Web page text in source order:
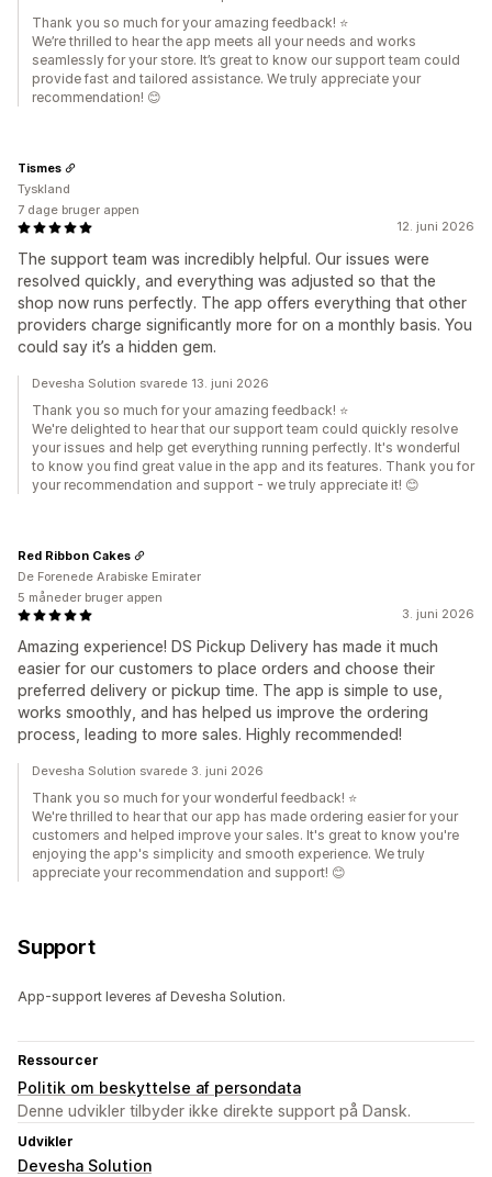
Thank you so much for your amazing feedback! ⭐
We’re thrilled to hear the app meets all your needs and works
seamlessly for your store. It’s great to know our support team could
provide fast and tailored assistance. We truly appreciate your
recommendation! 😊
12. juni 2026
The support team was incredibly helpful. Our issues were
resolved quickly, and everything was adjusted so that the
shop now runs perfectly. The app offers everything that other
providers charge significantly more for on a monthly basis. You
could say it’s a hidden gem.
Tismes
Tyskland
7 dage bruger appen
Devesha Solution svarede 13. juni 2026
Thank you so much for your amazing feedback! ⭐
We're delighted to hear that our support team could quickly resolve
your issues and help get everything running perfectly. It's wonderful
to know you find great value in the app and its features. Thank you for
your recommendation and support - we truly appreciate it! 😊
3. juni 2026
Amazing experience! DS Pickup Delivery has made it much
easier for our customers to place orders and choose their
preferred delivery or pickup time. The app is simple to use,
works smoothly, and has helped us improve the ordering
process, leading to more sales. Highly recommended!
Red Ribbon Cakes
De Forenede Arabiske Emirater
5 måneder bruger appen
Devesha Solution svarede 3. juni 2026
Thank you so much for your wonderful feedback! ⭐
We're thrilled to hear that our app has made ordering easier for your
customers and helped improve your sales. It's great to know you're
enjoying the app's simplicity and smooth experience. We truly
appreciate your recommendation and support! 😊
Support
App-support leveres af Devesha Solution.
Ressourcer
Politik om beskyttelse af persondata
Denne udvikler tilbyder ikke direkte support på Dansk.
Udvikler
Devesha Solution